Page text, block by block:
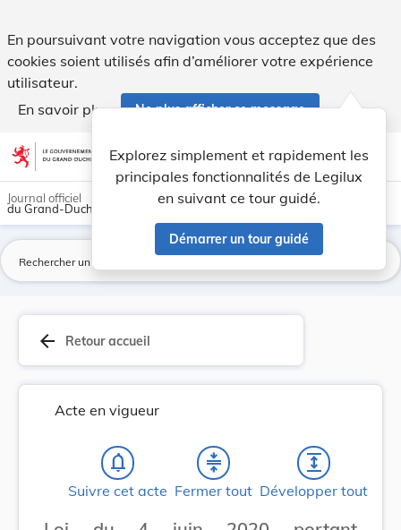
En poursuivant votre navigation vous acceptez que des
cookies soient utilisés afin d’améliorer votre expérience
utilisateur.
En savoir plus
Ne plus afficher ce message
Aller au contenu account_circle help Aide
Explorez simplement et rapidement les
principales fonctionnalités de Legilux
en suivant ce tour guidé.
Démarrer un tour guidé
light_mode dark_mode
Journal officiel
du Grand-Duché de Luxembourg
arrow_back Retour accueil
Acte en vigueur
notifications_none
Suivre cet acte
compress
Fermer tout
expand
Développer tout